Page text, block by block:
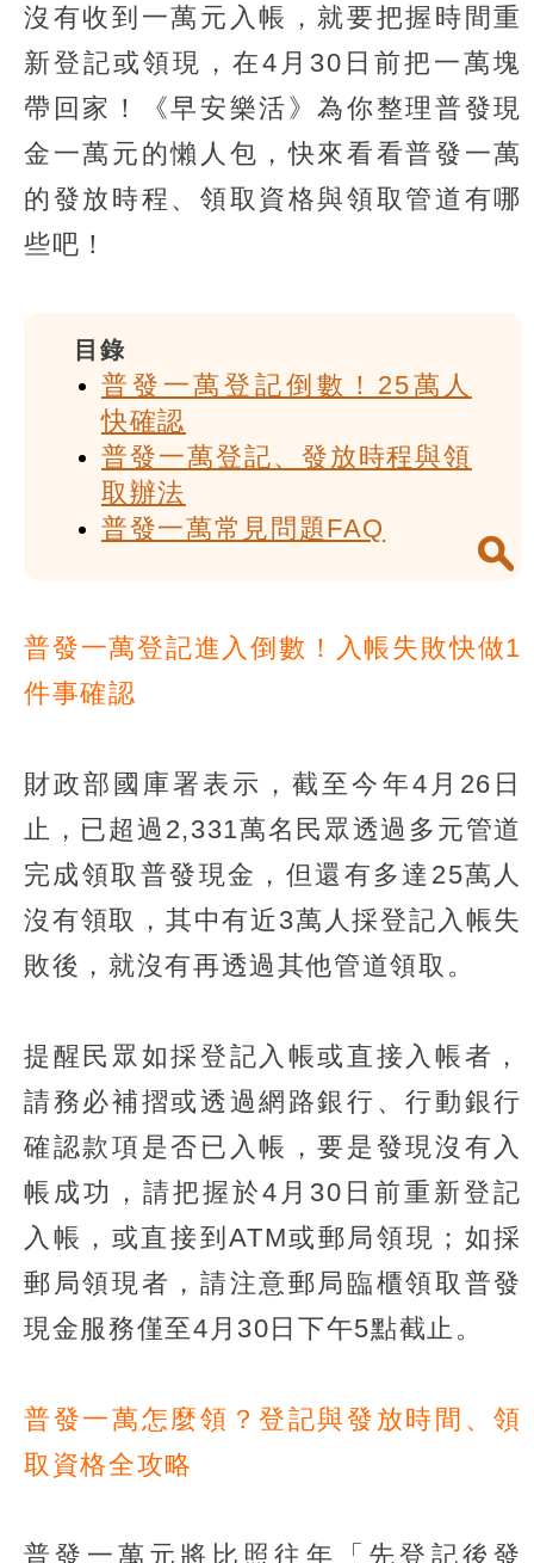
沒有收到一萬元入帳，就要把握時間重
新登記或領現，在4月30日前把一萬塊
帶回家！《早安樂活》為你整理普發現
金一萬元的懶人包，快來看看普發一萬
的發放時程、領取資格與領取管道有哪
些吧！
目錄
普發一萬登記倒數！25萬人
快確認
普發一萬登記、發放時程與領
取辦法
普發一萬常見問題FAQ
普發一萬登記進入倒數！入帳失敗快做1
件事確認
財政部國庫署表示，截至今年4月26日
止，已超過2,331萬名民眾透過多元管道
完成領取普發現金，但還有多達25萬人
沒有領取，其中有近3萬人採登記入帳失
敗後，就沒有再透過其他管道領取。
提醒民眾如採登記入帳或直接入帳者，
請務必補摺或透過網路銀行、行動銀行
確認款項是否已入帳，要是發現沒有入
帳成功，請把握於4月30日前重新登記
入帳，或直接到ATM或郵局領現；如採
郵局領現者，請注意郵局臨櫃領取普發
現金服務僅至4月30日下午5點截止。
普發一萬怎麼領？登記與發放時間、領
取資格全攻略
普發一萬元將比照往年「先登記後發